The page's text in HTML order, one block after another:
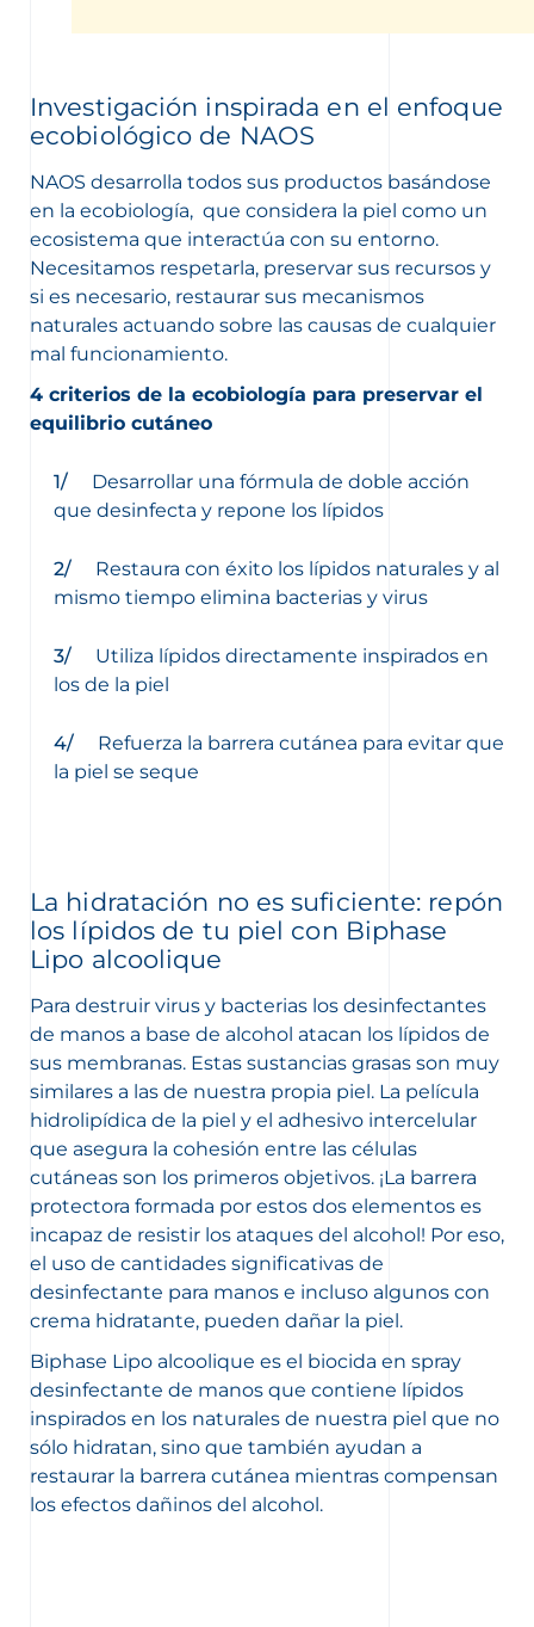
Investigación inspirada en el enfoque
ecobiológico de NAOS
NAOS desarrolla todos sus productos basándose
en la ecobiología, que considera la piel como un
ecosistema que interactúa con su entorno.
Necesitamos respetarla, preservar sus recursos y
si es necesario, restaurar sus mecanismos
naturales actuando sobre las causas de cualquier
mal funcionamiento.
4 criterios de la ecobiología para preservar el
equilibrio cutáneo
Desarrollar una fórmula de doble acción
que desinfecta y repone los lípidos
Restaura con éxito los lípidos naturales y al
mismo tiempo elimina bacterias y virus
Utiliza lípidos directamente inspirados en
los de la piel
Refuerza la barrera cutánea para evitar que
la piel se seque
La hidratación no es suficiente: repón
los lípidos de tu piel con Biphase
Lipo alcoolique
Para destruir virus y bacterias los desinfectantes
de manos a base de alcohol atacan los lípidos de
sus membranas. Estas sustancias grasas son muy
similares a las de nuestra propia piel. La película
hidrolipídica de la piel y el adhesivo intercelular
que asegura la cohesión entre las células
cutáneas son los primeros objetivos. ¡La barrera
protectora formada por estos dos elementos es
incapaz de resistir los ataques del alcohol! Por eso,
el uso de cantidades significativas de
desinfectante para manos e incluso algunos con
crema hidratante, pueden dañar la piel.
Biphase Lipo alcoolique es el biocida en spray
desinfectante de manos que contiene lípidos
inspirados en los naturales de nuestra piel que no
sólo hidratan, sino que también ayudan a
restaurar la barrera cutánea mientras compensan
los efectos dañinos del alcohol.